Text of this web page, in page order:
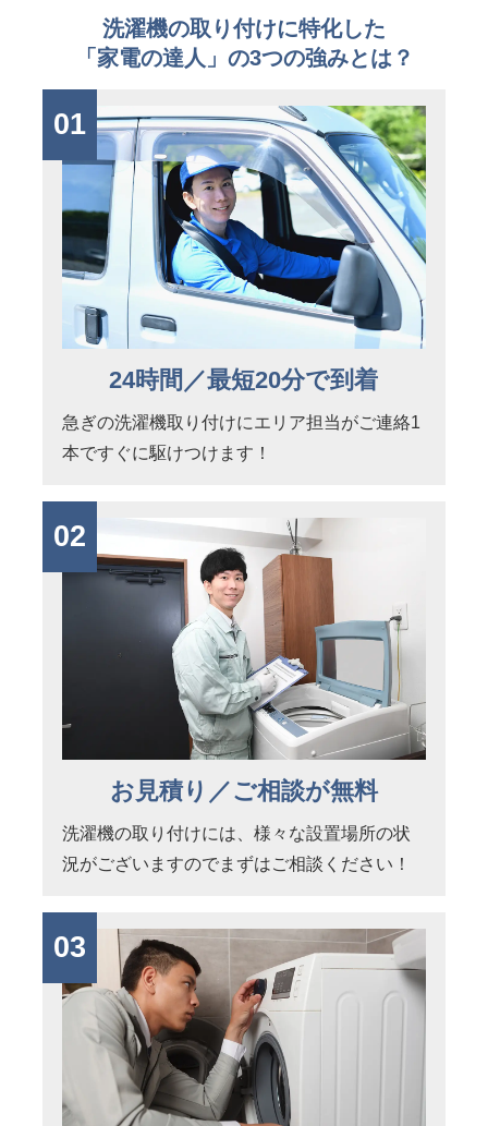
洗濯機の取り付けに特化した
「家電の達人」の3つの強みとは？
01
24時間／最短20分で到着
急ぎの洗濯機取り付けにエリア担当がご連絡1
本ですぐに駆けつけます！
02
お見積り／ご相談が無料
洗濯機の取り付けには、様々な設置場所の状
況がございますのでまずはご相談ください！
03